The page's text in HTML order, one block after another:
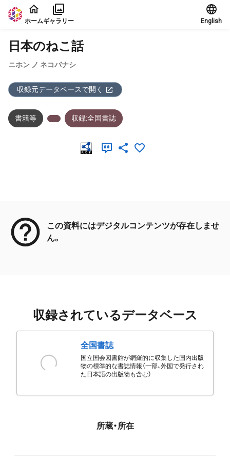
本文に飛ぶ
ホームギャラリー English
日本のねこ話
ニホン ノ ネコバナシ
収録元データベースで開く
書籍等 収録:全国書誌
この資料にはデジタルコンテンツが存在しませ
ん。
収録されているデータベース
全国書誌
国立国会図書館が網羅的に収集した国内出版
物の標準的な書誌情報（一部、外国で発行され
た日本語の出版物も含む）
所蔵・所在